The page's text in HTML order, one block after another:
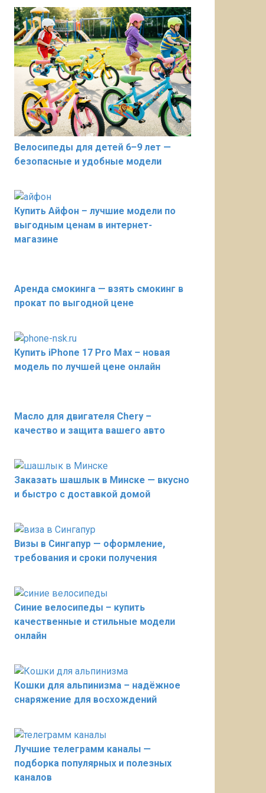
Велосипеды для детей 6–9 лет —
безопасные и удобные модели
Купить Айфон – лучшие модели по
выгодным ценам в интернет-
магазине
Аренда смокинга — взять смокинг в
прокат по выгодной цене
Купить iPhone 17 Pro Max – новая
модель по лучшей цене онлайн
Масло для двигателя Chery –
качество и защита вашего авто
Заказать шашлык в Минске — вкусно
и быстро с доставкой домой
Визы в Сингапур — оформление,
требования и сроки получения
Синие велосипеды – купить
качественные и стильные модели
онлайн
Кошки для альпинизма – надёжное
снаряжение для восхождений
Лучшие телеграмм каналы —
подборка популярных и полезных
каналов